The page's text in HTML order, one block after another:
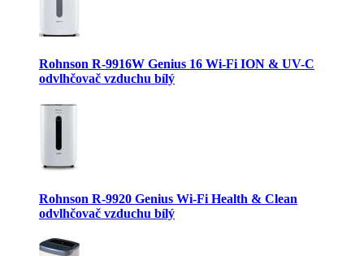
Rohnson R-9916W Genius 16 Wi-Fi ION & UV-C
odvlhčovač vzduchu bílý
Rohnson R-9920 Genius Wi-Fi Health & Clean
odvlhčovač vzduchu bílý